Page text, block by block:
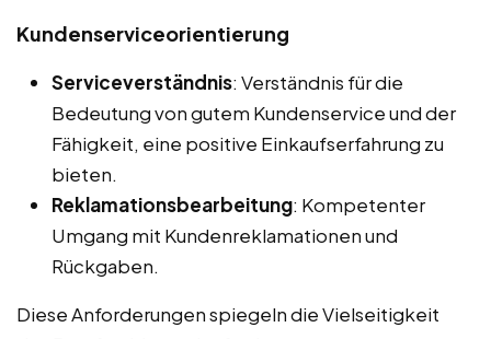
Kundenserviceorientierung
Serviceverständnis: Verständnis für die
Bedeutung von gutem Kundenservice und der
Fähigkeit, eine positive Einkaufserfahrung zu
bieten.
Reklamationsbearbeitung: Kompetenter
Umgang mit Kundenreklamationen und
Rückgaben.
Diese Anforderungen spiegeln die Vielseitigkeit